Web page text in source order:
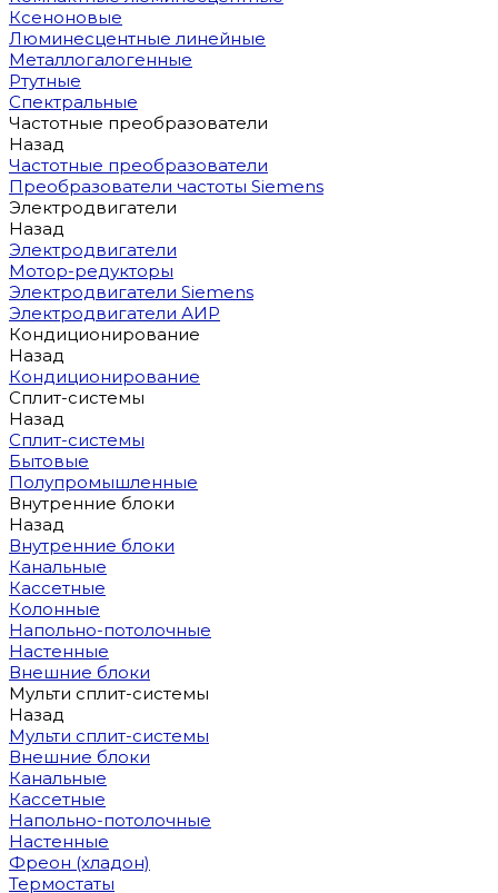
Ксеноновые
Люминесцентные линейные
Металлогалогенные
Ртутные
Спектральные
Частотные преобразователи
Назад
Частотные преобразователи
Преобразователи частоты Siemens
Электродвигатели
Назад
Электродвигатели
Мотор-редукторы
Электродвигатели Siemens
Электродвигатели АИР
Кондиционирование
Назад
Кондиционирование
Сплит-системы
Назад
Сплит-системы
Бытовые
Полупромышленные
Внутренние блоки
Назад
Внутренние блоки
Канальные
Кассетные
Колонные
Напольно-потолочные
Настенные
Внешние блоки
Мульти сплит-системы
Назад
Мульти сплит-системы
Внешние блоки
Канальные
Кассетные
Напольно-потолочные
Настенные
Фреон (хладон)
Термостаты